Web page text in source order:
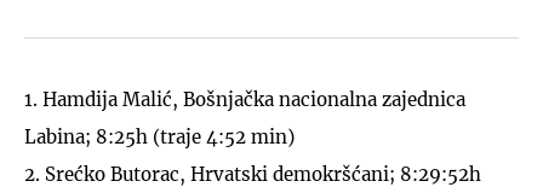
1. Hamdija Malić, Bošnjačka nacionalna zajednica
Labina; 8:25h (traje 4:52 min)
2. Srećko Butorac, Hrvatski demokršćani; 8:29:52h